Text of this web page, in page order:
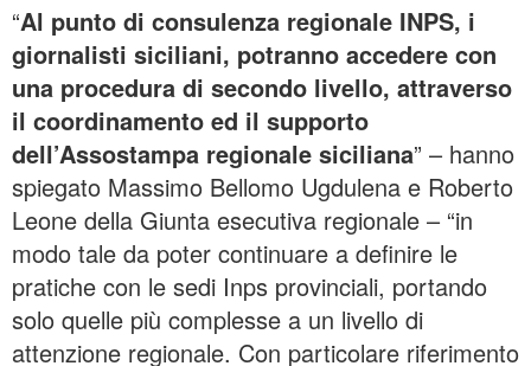
“Al punto di consulenza regionale INPS, i
giornalisti siciliani, potranno accedere con
una procedura di secondo livello, attraverso
il coordinamento ed il supporto
dell’Assostampa regionale siciliana” – hanno
spiegato Massimo Bellomo Ugdulena e Roberto
Leone della Giunta esecutiva regionale – “in
modo tale da poter continuare a definire le
pratiche con le sedi Inps provinciali, portando
solo quelle più complesse a un livello di
attenzione regionale. Con particolare riferimento